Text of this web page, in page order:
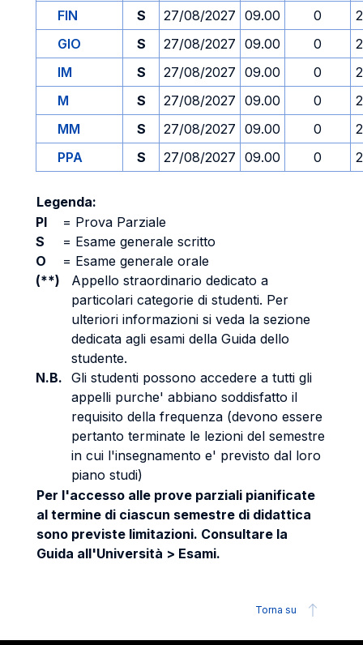
FIN S 27/08/2027 09.00 0
GIO
S 27/08/2027 09.00 0
IM
S 27/08/2027 09.00 0
M
S 27/08/2027 09.00 0
MM
S 27/08/2027 09.00 0
PPA
S 27/08/2027 09.00 0
Legenda:
PI
= Prova Parziale
S
= Esame generale scritto
O
= Esame generale orale
(**)
Appello straordinario dedicato a
particolari categorie di studenti. Per
ulteriori informazioni si veda la sezione
dedicata agli esami della Guida dello
studente.
N.B. Gli studenti possono accedere a tutti gli
appelli purche' abbiano soddisfatto il
requisito della frequenza (devono essere
pertanto terminate le lezioni del semestre
in cui l'insegnamento e' previsto dal loro
piano studi)
Per l'accesso alle prove parziali pianificate
al termine di ciascun semestre di didattica
sono previste limitazioni. Consultare la
Guida all'Università > Esami.
Torna su